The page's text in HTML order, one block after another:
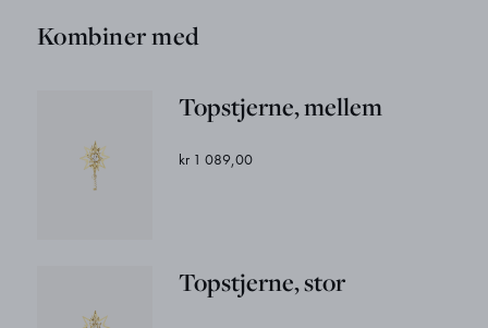
Kombiner med
Topstjerne, mellem
kr 1 089,00
Topstjerne, stor